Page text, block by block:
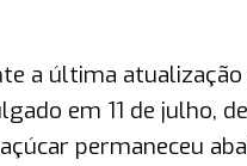
a última
em 11 de julho,
permaneceu